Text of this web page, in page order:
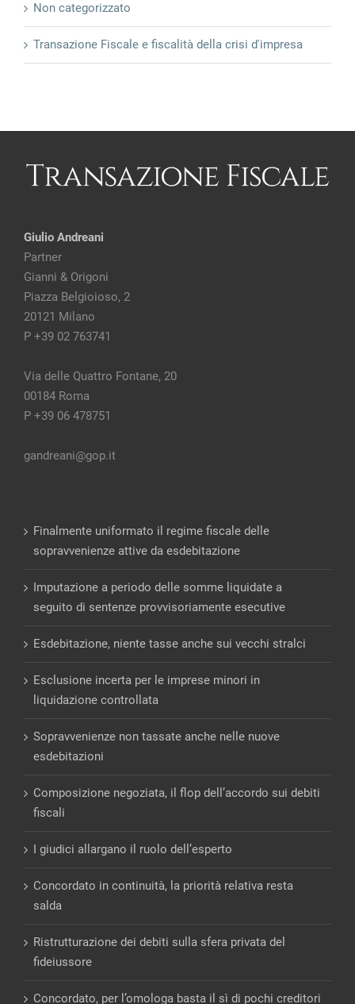
Non categorizzato
Transazione Fiscale e fiscalità della crisi d'impresa
Giulio Andreani
Partner
Gianni & Origoni
Piazza Belgioioso, 2
20121 Milano
P +39 02 763741
Via delle Quattro Fontane, 20
00184 Roma
P +39 06 478751
gandreani@gop.it
Finalmente uniformato il regime fiscale delle
sopravvenienze attive da esdebitazione
Imputazione a periodo delle somme liquidate a
seguito di sentenze provvisoriamente esecutive
Esdebitazione, niente tasse anche sui vecchi stralci
Esclusione incerta per le imprese minori in
liquidazione controllata
Sopravvenienze non tassate anche nelle nuove
esdebitazioni
Composizione negoziata, il flop dell’accordo sui debiti
fiscali
I giudici allargano il ruolo dell’esperto
Concordato in continuità, la priorità relativa resta
salda
Ristrutturazione dei debiti sulla sfera privata del
fideiussore
Concordato, per l’omologa basta il sì di pochi creditori